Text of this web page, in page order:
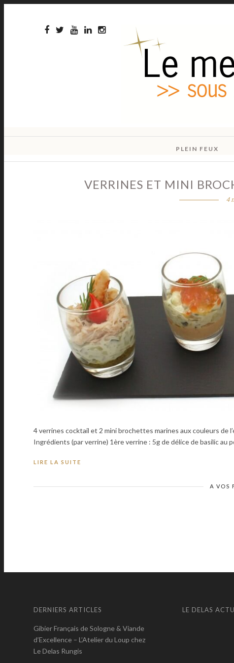
PLEIN FEUX
VERRINES ET MINI
4
4 verrines cocktail et 2 mini brochettes marines aux couleurs de
Ingrédients (par verrine) 1ère verrine : 5g de délice de basilic au
LIRE LA SUITE
A VOS
DERNIERS ARTICLES
Gibier Français de Sologne & Viande
d’Excellence – L’Atelier du Loup chez
Le Delas Rungis
LE DELAS